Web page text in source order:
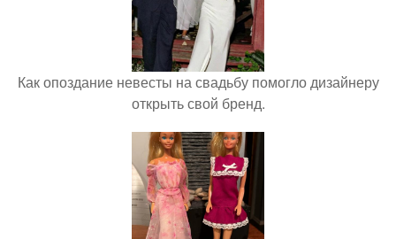
Как опоздание невесты на свадьбу помогло дизайнеру
открыть свой бренд.